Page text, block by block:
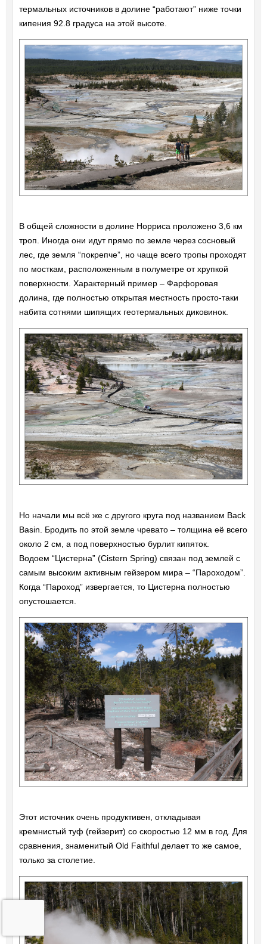
термальных источников в долине “работают” ниже точки
кипения 92.8 градуса на этой высоте.
В общей сложности в долине Норриса проложено 3,6 км
троп. Иногда они идут прямо по земле через сосновый
лес, где земля “покрепче”, но чаще всего тропы проходят
по мосткам, расположенным в полуметре от хрупкой
поверхности. Характерный пример – Фарфоровая
долина, где полностью открытая местность просто-таки
набита сотнями шипящих геотермальных диковинок.
Но начали мы всё же с другого круга под названием Back
Basin. Бродить по этой земле чревато – толщина её всего
около 2 см, а под поверхностью бурлит кипяток.
Водоем “Цистерна” (Cistern Spring) связан под землей с
самым высоким активным гейзером мира – “Пароходом”.
Когда “Пароход” извергается, то Цистерна полностью
опустошается.
Этот источник очень продуктивен, откладывая
кремнистый туф (гейзерит) со скоростью 12 мм в год. Для
сравнения, знаменитый Old Faithful делает то же самое,
только за столетие.